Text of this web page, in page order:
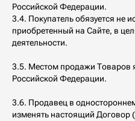
Российской Федерации.
3.4. Покупатель обязуется не
приобретенный на Сайте, в
деятельности.
3.5. Местом продажи Товаров
Российской Федерации.
3.6. Продавец в
изменять настоящий Договор